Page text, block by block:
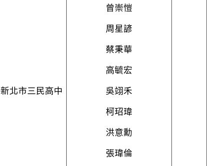
新北市三民高中
曾崇愷
周星諺
蔡秉華
高毓宏
吳翊禾
柯玿瑋
洪意勳
張瑋倫